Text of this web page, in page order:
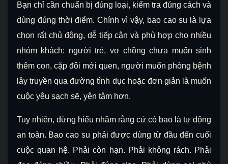
Bạn chỉ cần chuẩn bị đúng loại, kiểm tra đúng cách và
dùng đúng thời điểm. Chính vì vậy, bao cao su là lựa
chọn rất chủ động, dễ tiếp cận và phù hợp cho nhiều
nhóm khách: người trẻ, vợ chồng chưa muốn sinh
thêm con, cặp đôi mới quen, người muốn phòng bệnh
lây truyền qua đường tình dục hoặc đơn giản là muốn
cuộc yêu sạch sẽ, yên tâm hơn.
Tuy nhiên, đừng hiểu nhầm rằng cứ có bao là tự động
an toàn. Bao cao su phải được dùng từ đầu đến cuối
cuộc quan hệ. Phải còn hạn. Phải không rách. Phải